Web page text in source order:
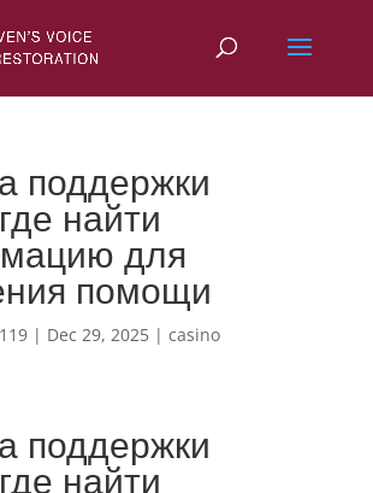
поддержки
найти
для
помощи
| Dec 29, 2025| casino
поддержки
найти